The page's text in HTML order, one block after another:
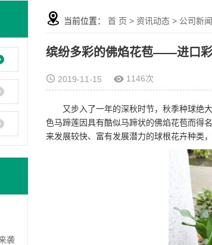
袭
当前位置： 首 页 > 资讯动态> 公司新闻
缤纷多彩的佛焰花苞——进口彩
2019-11-15 1146次
又步入了一年的深秋时节，秋季种球绝
色马蹄莲因具有酷似马蹄状的佛焰花苞而得
来发展较快、富有发展潜力的球根花卉种类